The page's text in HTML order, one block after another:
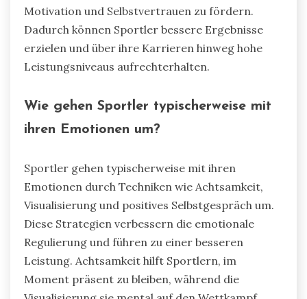
Motivation und Selbstvertrauen zu fördern.
Dadurch können Sportler bessere Ergebnisse
erzielen und über ihre Karrieren hinweg hohe
Leistungsniveaus aufrechterhalten.
Wie gehen Sportler typischerweise mit
ihren Emotionen um?
Sportler gehen typischerweise mit ihren
Emotionen durch Techniken wie Achtsamkeit,
Visualisierung und positives Selbstgespräch um.
Diese Strategien verbessern die emotionale
Regulierung und führen zu einer besseren
Leistung. Achtsamkeit hilft Sportlern, im
Moment präsent zu bleiben, während die